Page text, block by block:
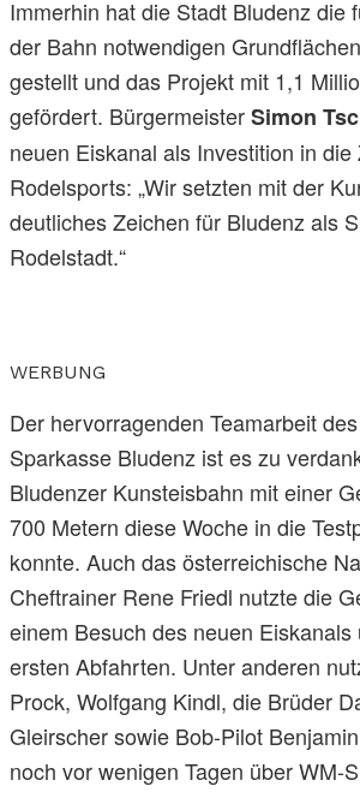
Immerhin hat die Stadt Bludenz die
der Bahn notwendigen
gestellt und das Projekt mit 1,1
gefördert. BürgermeisterSimon
neuen Eiskanal als Investition in die
Rodelsports: „Wir setzten mit der
deutliches Zeichen für Bludenz als
Rodelstadt.“
WERBUNG
Der hervorragenden Teamarbeit
Sparkasse Bludenz ist es zu
Bludenzer Kunsteisbahn mit einer
700 Metern diese Woche in die
konnte. Auch das österreichische
Cheftrainer Rene Friedl nutzte die
einem Besuch des neuen
ersten Abfahrten. Unter anderen
Prock, Wolfgang Kindl, die Brüder
Gleirscher sowie Bob-Pilot
noch vor wenigen Tagen über WM-